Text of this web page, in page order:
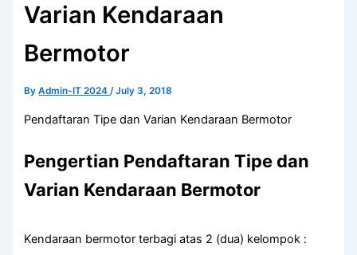
Varian Kendaraan
Bermotor
ByAdmin-IT 2024/July 3, 2018
Pendaftaran Tipe dan Varian Kendaraan Bermotor
Pengertian Pendaftaran Tipe dan
Varian Kendaraan Bermotor
Kendaraan bermotor terbagi atas 2 (dua) kelompok :